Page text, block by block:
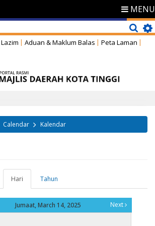
MENU
Aduan & Maklum Balas
Peta Laman
Calendar Kalendar
Hari
aktif)
Tahun
Jumaat, March 14, 2025 Next